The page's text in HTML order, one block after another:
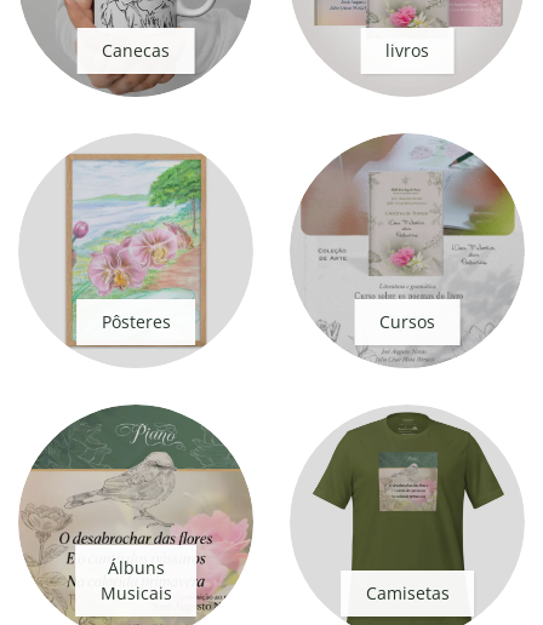
Canecas livros
Pôsteres Cursos
Álbuns
Musicais
Camisetas